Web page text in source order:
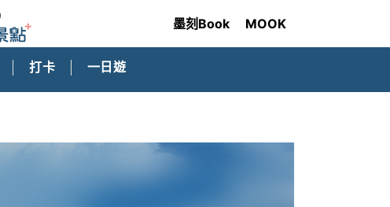
墨刻Book MOOK
打卡 一日遊